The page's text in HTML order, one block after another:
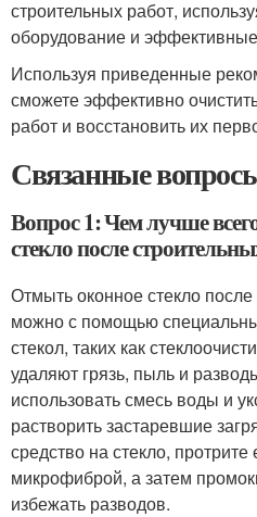
строительных работ,
оборудование и
Используя приведенные
сможете эффективно
работ и восстановить их
Связанные
Вопрос 1: Чем лучше
стекло после
Отмыть оконное стекло
можно с помощью
стекол, таких как
удаляют грязь, пыль и
использовать смесь воды и
растворить застаревшие
средство на стекло,
микрофиброй, а затем
избежать разводов.